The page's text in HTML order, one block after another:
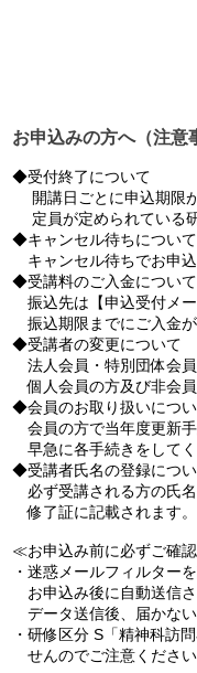
お申込みの方へ（注意
◆受付終了について
開講日ごとに申込期限
定員が定められている
◆キャンセル待ちについて
キャンセル待ちでお申込
◆受講料のご入金について
振込先は【申込受付メー
振込期限までにご入金が
◆受講者の変更について
法人会員・特別団体会員
個人会員の方及び非会員
◆会員のお取り扱いにつ
会員の方で当年度更新
早急に各手続きをしてく
◆受講者氏名の登録につ
必ず受講される方の氏
修了証に記載されます
≪お申込み前に必ずご確
・迷惑メールフィルター
お申込み後に自動送信さ
データ送信後、届かない
・研修区分 S「精神科訪
せんのでご注意ください